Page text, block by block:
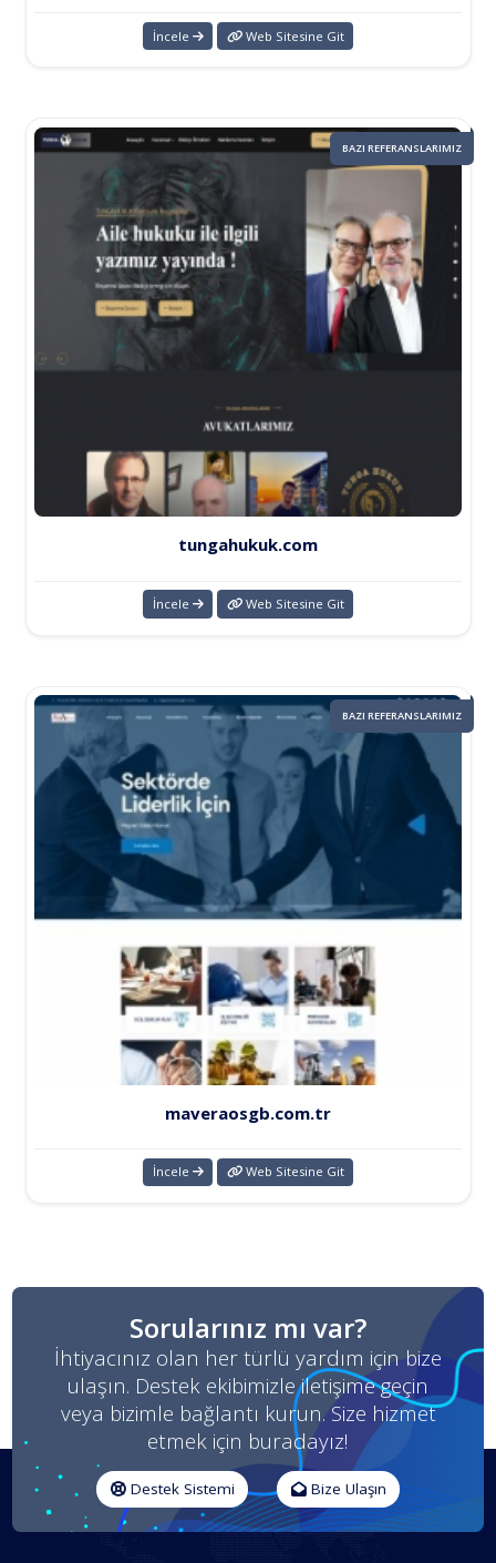
İncele Web Sitesine Git
tungahukuk.com
BAZI REFERANSLARIMIZ
İncele Web Sitesine Git
maveraosgb.com.tr
BAZI REFERANSLARIMIZ
İncele Web Sitesine Git
Sorularınız mı var?
İhtiyacınız olan her türlü yardım için bize
ulaşın. Destek ekibimizle iletişime geçin
veya bizimle bağlantı kurun. Size hizmet
etmek için buradayız!
Destek Sistemi Bize Ulaşın